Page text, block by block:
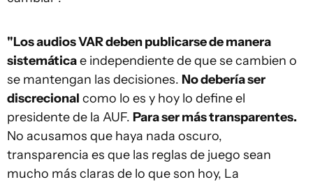
"Los audios VAR deben publicarse de manera
sistemáticae independiente de que se cambien o
se mantengan las decisiones. No debería ser
discrecional como lo es y hoy lo define el
presidente de la AUF. Para ser más transparentes.
No acusamos que haya nada oscuro,
transparencia es que las reglas de juego sean
mucho más claras de lo que son hoy, La